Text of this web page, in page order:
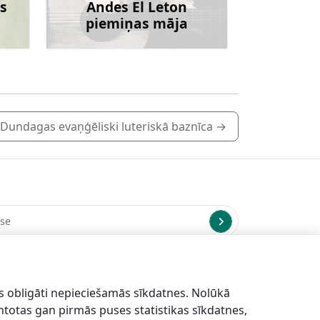
Andes El Leton
piemiņas māja
Uzzināt vairāk
Dundagas evaņģēliski luteriskā baznīca →
nepieciešamās sīkdatnes. Nolūkā
gan pirmās puses statistikas sīkdatnes,